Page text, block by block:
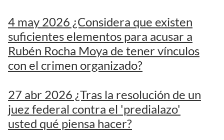
4 may 2026 ¿Considera que existen
suficientes elementos para acusar a
Rubén Rocha Moya de tener vínculos
con el crimen organizado?
27 abr 2026 ¿Tras la resolución de un
juez federal contra el 'predialazo'
usted qué piensa hacer?